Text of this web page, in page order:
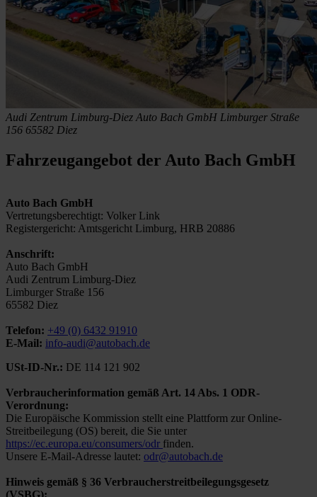
Audi Zentrum Limburg-Diez Auto Bach GmbH Limburger Straße
156 65582 Diez
Fahrzeugangebot der Auto Bach GmbH
Auto Bach GmbH
Vertretungsberechtigt: Volker Link
Registergericht: Amtsgericht Limburg, HRB 20886
Anschrift:
Auto Bach GmbH
Audi Zentrum Limburg-Diez
Limburger Straße 156
65582 Diez
Telefon: +49 (0) 6432 91910
E-Mail: info-audi@autobach.de
USt-ID-Nr.: DE 114 121 902
Verbraucherinformation gemäß Art. 14 Abs. 1 ODR-
Verordnung:
Die Europäische Kommission stellt eine Plattform zur Online-
Streitbeilegung (OS) bereit, die Sie unter
https://ec.europa.eu/consumers/odr finden.
Unsere E-Mail-Adresse lautet: odr@autobach.de
Hinweis gemäß § 36 Verbraucherstreitbeilegungsgesetz